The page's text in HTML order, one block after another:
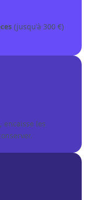
(jusqu'à 300 €)
les